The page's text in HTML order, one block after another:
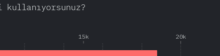
kullanıyorsunuz?
15k 20k